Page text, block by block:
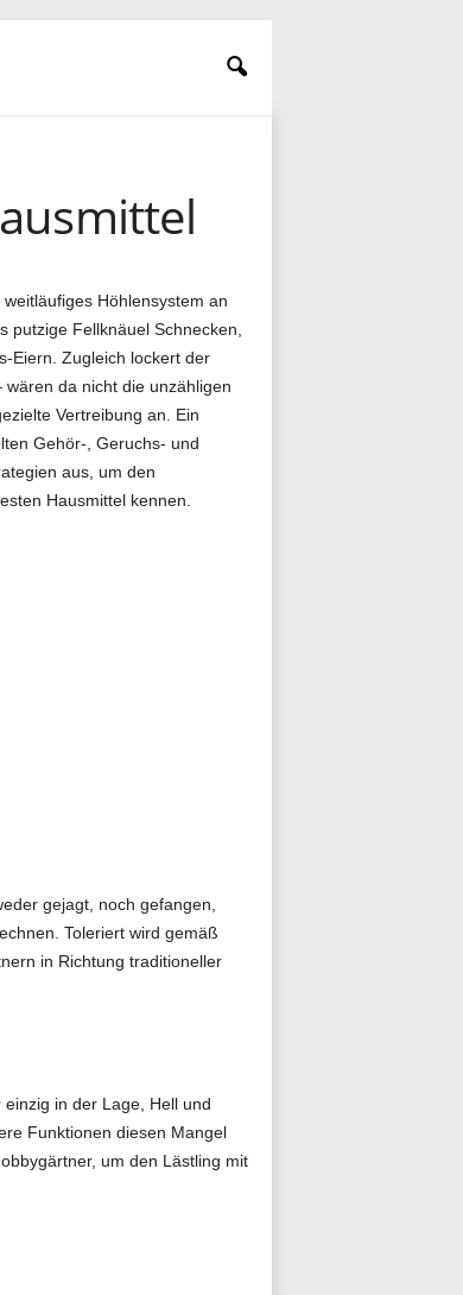
Höhlensystem an
putzige Fellknäuel Schnecken,
Eiern. Zugleich lockert der
da nicht die unzähligen
Vertreibung an. Ein
Gehör-, Geruchs- und
aus, um den
Hausmittel kennen.
gejagt, noch gefangen,
Toleriert wird gemäß
in Richtung traditioneller
in der Lage, Hell und
Funktionen diesen Mangel
um den Lästling mit